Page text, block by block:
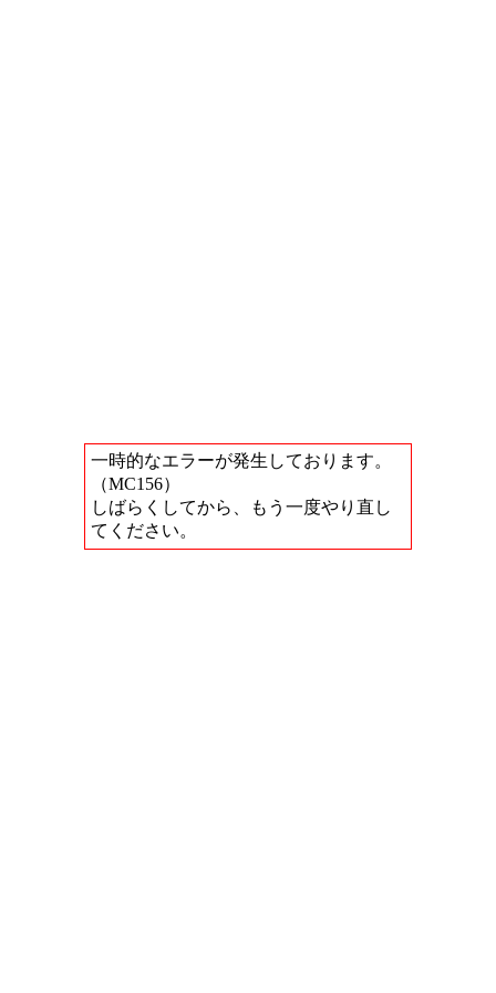
一時的なエラーが発生しております。
（MC156）
しばらくしてから、もう一度やり直し
てください。